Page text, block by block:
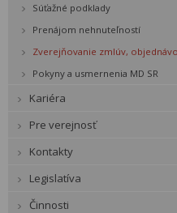
Súťažné podklady
Prenájom nehnuteľností
Zverejňovanie zmlúv,
Pokyny a usmernenia MD SR
Kariéra
Pre verejnosť
Kontakty
Legislatíva
Činnosti